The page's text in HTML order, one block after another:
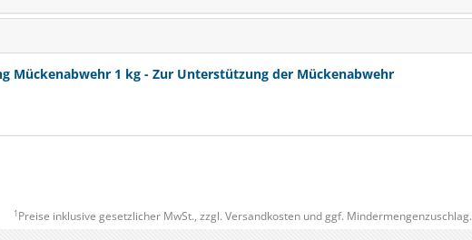
Mückenabwehr 1 kg - Zur Unterstützung der Mückenabwehr
1 Preise inklusive gesetzlicher MwSt., zzgl. Versandkostenund ggf. Mindermengenzuschlag.